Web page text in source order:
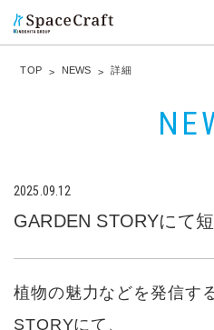
TOP NEWS 詳細
2025.09.12
GARDEN STORYにて
植物の魅力などを発信す
STORYにて、